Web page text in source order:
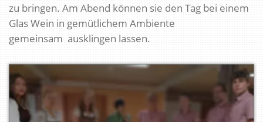
zu bringen. Am Abend können sie den Tag bei einem
Glas Wein in gemütlichem Ambiente
gemeinsam ausklingen lassen.